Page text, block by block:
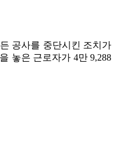
공사를 중단시킨 조치가
놓은 근로자가 4만 9,288